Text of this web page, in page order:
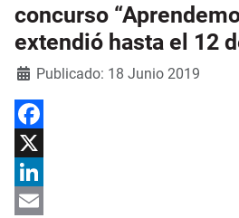
concurso
extendió hasta el 12
Detalles
Publicado: 18 Junio 2019
Facebook
X
LinkedIn